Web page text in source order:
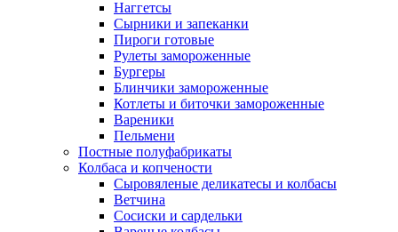
Наггетсы
Сырники и запеканки
Пироги готовые
Рулеты замороженные
Бургеры
Блинчики замороженные
Котлеты и биточки замороженные
Вареники
Пельмени
Постные полуфабрикаты
Колбаса и копчености
Сыровяленые деликатесы и колбасы
Ветчина
Сосиски и сардельки